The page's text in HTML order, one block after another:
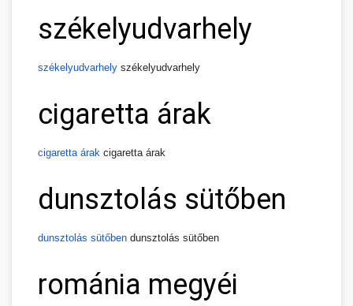
székelyudvarhely
székelyudvarhely székelyudvarhely
cigaretta árak
cigaretta árak cigaretta árak
dunsztolás sütőben
dunsztolás sütőben dunsztolás sütőben
románia megyéi